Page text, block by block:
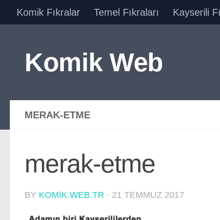
Skip to content
Komik Fıkralar Temel Fıkraları Kayserili
Komik Web
MERAK-ETME
merak-etme
BY KOMIK.WEB.TR · 21 TEMMUZ 2017